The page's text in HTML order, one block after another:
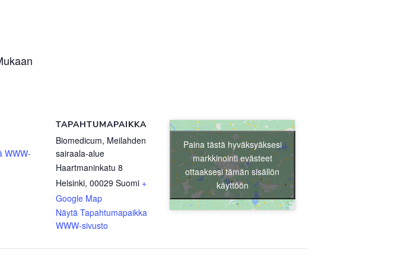
WWW-
TAPAHTUMAPAIKKA
Biomedicum, Meilahden
sairaala-alue
Haartmaninkatu 8
Helsinki, 00029 Suomi +
Google Map
Näytä Tapahtumapaikka
WWW-sivusto
Paina tästä hyväksyäksesi
markkinointi evästeet
ottaaksesi tämän sisällön
käyttöön